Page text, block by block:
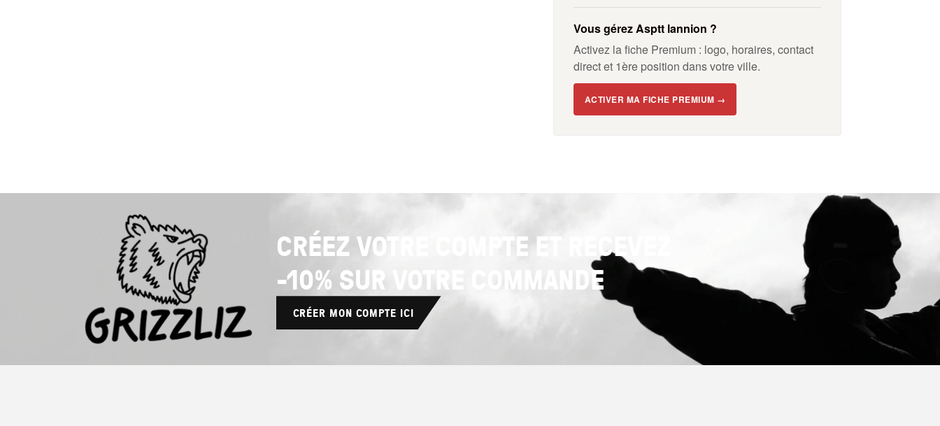
Vous gérez Asptt lannion ?
Activez la fiche Premium : logo, horaires, contact
direct et 1ère position dans votre ville.
ACTIVER MA FICHE PREMIUM →
CRÉEZ VOTRE COMPTE ET RECEVEZ
-10% SUR VOTRE COMMANDE
CRÉER MON COMPTE ICI